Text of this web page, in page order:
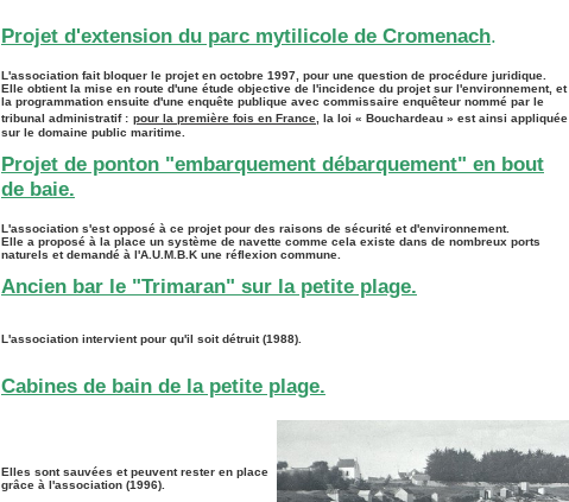
Projet d'extension du parc mytilicole de Cromenach.
L'association fait bloquer le projet en octobre 1997, pour une question de procédure juridique.
Elle obtient la mise en route d'une étude objective de l'incidence du projet sur l'environnement, et
la programmation ensuite d'une enquête publique avec commissaire enquêteur nommé par le
tribunal administratif : pour la première fois en France, la loi « Bouchardeau » est ainsi appliquée
sur le domaine public maritime.
Projet de ponton "embarquement débarquement" en bout
de baie.
L'association s'est opposé à ce projet pour des raisons de sécurité et d'environnement.
Elle a proposé à la place un système de navette comme cela existe dans de nombreux ports
naturels et demandé à l'A.U.M.B.K une réflexion commune.
Ancien bar le "Trimaran" sur la petite plage.
L'association intervient pour qu'il soit détruit (1988).
Cabines de bain de la petite plage.
Elles sont sauvées et peuvent rester en place
grâce à l'association (1996).